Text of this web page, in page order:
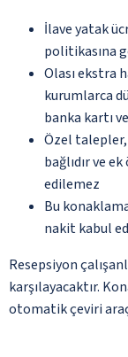
İlave yatak
politikasına
Olası ekstra
kurumlarca
banka kartı
Özel
bağlıdır ve
edilemez
Bu
nakit kabul
Resepsiyon
karşılayacaktır.
otomatik çeviri